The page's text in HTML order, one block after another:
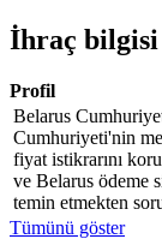
İhraç bilgisi
Profil
Belarus
Cumhuriyeti'nin
fiyat istikrarını
ve Belarus ödeme
temin etmekten
Tümünü göster